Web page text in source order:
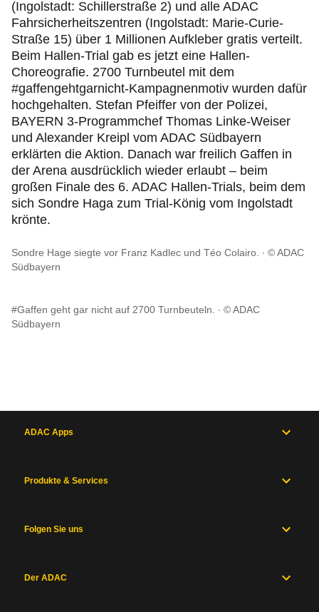
(Ingolstadt: Schillerstraße 2) und alle ADAC
Fahrsicherheitszentren (Ingolstadt: Marie-Curie-
Straße 15) über 1 Millionen Aufkleber gratis verteilt.
Beim Hallen-Trial gab es jetzt eine Hallen-
Choreografie. 2700 Turnbeutel mit dem
#gaffengehtgarnicht-Kampagnenmotiv wurden dafür
hochgehalten. Stefan Pfeiffer von der Polizei,
BAYERN 3-Programmchef Thomas Linke-Weiser
und Alexander Kreipl vom ADAC Südbayern
erklärten die Aktion. Danach war freilich Gaffen in
der Arena ausdrücklich wieder erlaubt – beim
großen Finale des 6. ADAC Hallen-Trials, beim dem
sich Sondre Haga zum Trial-König vom Ingolstadt
krönte.
Sondre Hage siegte vor Franz Kadlec und Téo Colairo.
© ADAC
Südbayern
#Gaffen geht gar nicht auf 2700 Turnbeuteln.
© ADAC
Südbayern
ADAC Apps
Produkte & Services
Folgen Sie uns
Der ADAC